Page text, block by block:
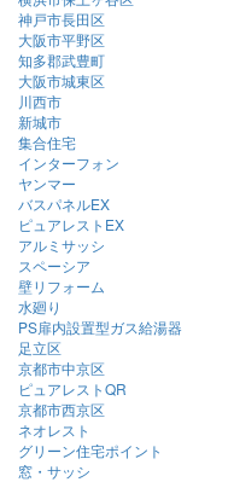
神戸市長田区
大阪市平野区
知多郡武豊町
大阪市城東区
川西市
新城市
集合住宅
インターフォン
ヤンマー
バスパネルEX
ピュアレストEX
アルミサッシ
スペーシア
壁リフォーム
水廻り
PS扉内設置型ガス給湯器
足立区
京都市中京区
ピュアレストQR
京都市西京区
ネオレスト
グリーン住宅ポイント
窓・サッシ